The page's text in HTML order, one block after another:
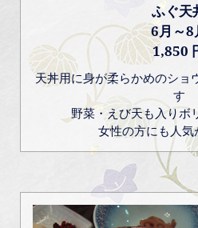
ふぐ天
6月～8
1,850
天丼用に身が柔らかめのショ
す
野菜・えび天も入りボ
女性の方にも人気